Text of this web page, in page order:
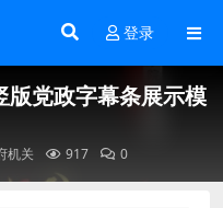
登录
版党政字幕条展示模
机关 917 0